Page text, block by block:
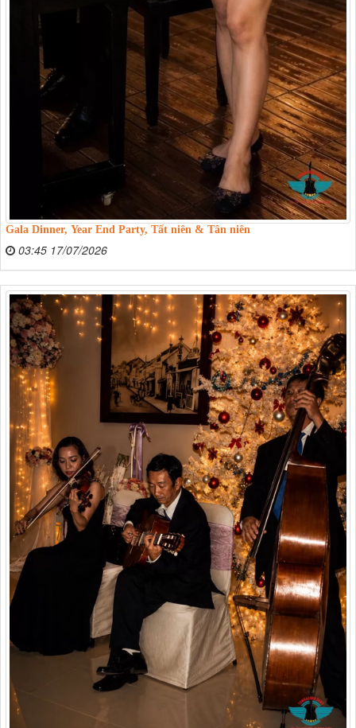
Gala Dinner, Year End Party, Tất niên & Tân niên
03:45 17/07/2026